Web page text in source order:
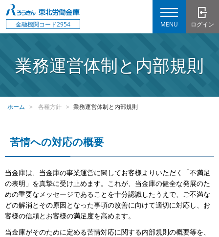
金融機関コード2954 ログイン
MENU
業務運営体制と内部規則
ホーム 各種方針 業務運営体制と内部規則
苦情への対応の概要
当金庫は、当金庫の事業運営に関してお客様よりいただく「不満足
の表明」を真摯に受け止めます。これが、当金庫の健全な発展のた
めの重要なメッセージであることを十分認識したうえで、ご不満な
どの解消とその原因となった事項の改善に向けて適切に対応し、お
客様の信頼とお客様の満足度を高めます。
当金庫がそのために定める苦情対応に関する内部規則の概要等を、